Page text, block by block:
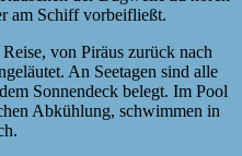
am Schiff vorbeifließt.
von Piräus zurück nach
An Seetagen sind alle
Sonnendeck belegt. Im Pool
Abkühlung, schwimmen in